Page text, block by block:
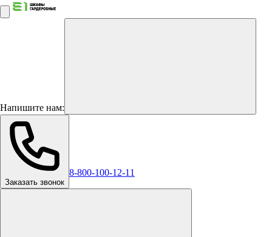
Напишите нам:
Заказать звонок
8-800-100-12-11